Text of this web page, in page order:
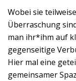
Wobei sie
Überraschung
man ihr*ihm auf
gegenseitige
Hier mal eine
gemeinsamer